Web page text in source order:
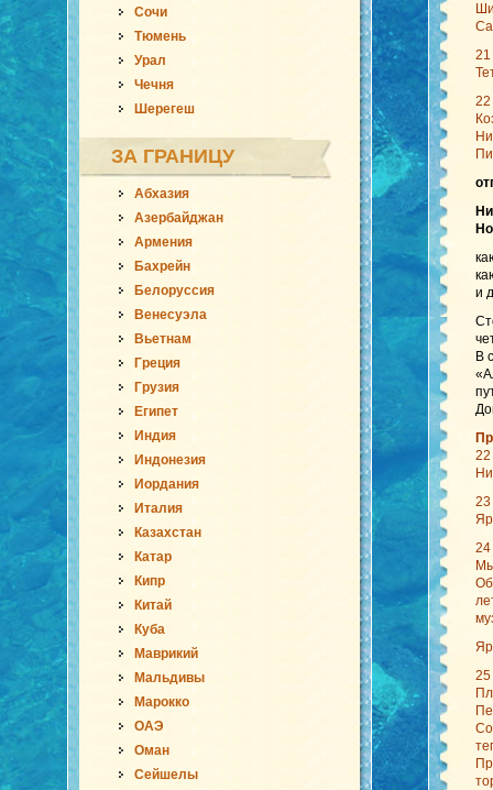
Сочи
Тюмень
Урал
Чечня
Шерегеш
ЗА ГРАНИЦУ
Абхазия
Азербайджан
Армения
Бахрейн
Белоруссия
Венесуэла
Вьетнам
Греция
Грузия
Египет
Индия
Индонезия
Иордания
Италия
Казахстан
Катар
Кипр
Китай
Куба
Маврикий
Мальдивы
Марокко
ОАЭ
Оман
Сейшелы
и
В